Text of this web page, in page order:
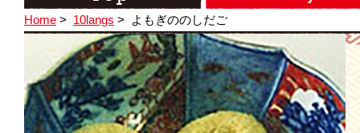
Home > 10langs > よもぎののしだご